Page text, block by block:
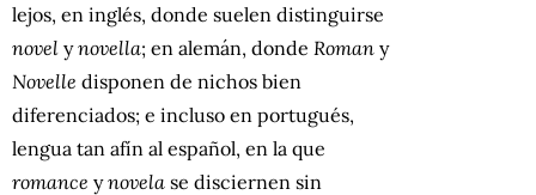
lejos, en inglés, donde suelen distinguirse
novel ynovella; en alemán, donde Roman y
Novelle disponen de nichos bien
diferenciados; e incluso en portugués,
lengua tan afín al español, en la que
romance ynovela se disciernen sin